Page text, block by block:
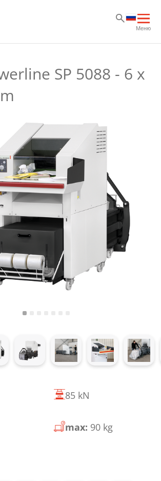
Меню
SP 5088 - 6 x
85 kN
max: 90 kg